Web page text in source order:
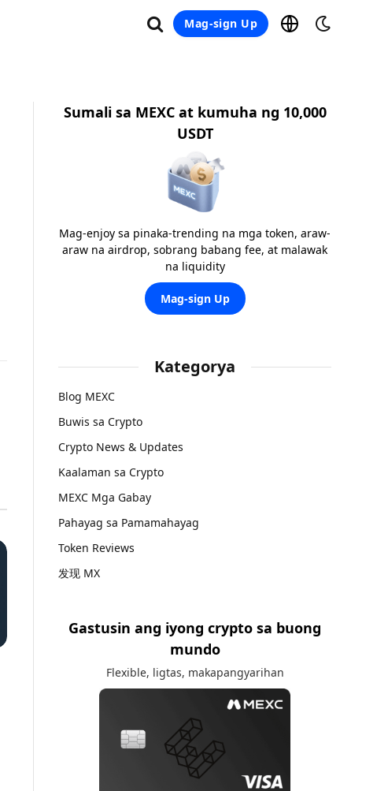
Mag-sign Up
Sumali sa MEXC at kumuha ng 10,000
USDT
Mag-enjoy sa pinaka-trending na mga token, araw-
araw na airdrop, sobrang babang fee, at malawak
na liquidity
Mag-sign Up
Kategorya
Blog MEXC
Buwis sa Crypto
Crypto News & Updates
Kaalaman sa Crypto
MEXC Mga Gabay
Pahayag sa Pamamahayag
Token Reviews
发现 MX
Gastusin ang iyong crypto sa buong
mundo
Flexible, ligtas, makapangyarihan